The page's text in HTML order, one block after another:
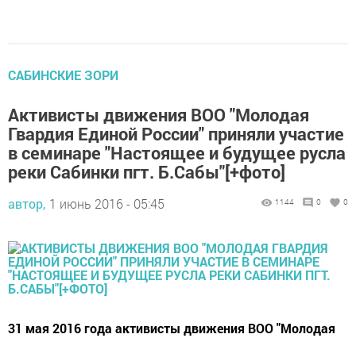
САБИНСКИЕ ЗОРИ
Активисты движения ВОО "Молодая
Гвардия Единой России" приняли участие
в семинаре "Настоящее и будущее русла
реки Сабинки пгт. Б.Сабы"[+фото]
автор, 1 июнь 2016 - 05:45 1144 0 0
31 мая 2016 года активисты движения ВОО "Молодая